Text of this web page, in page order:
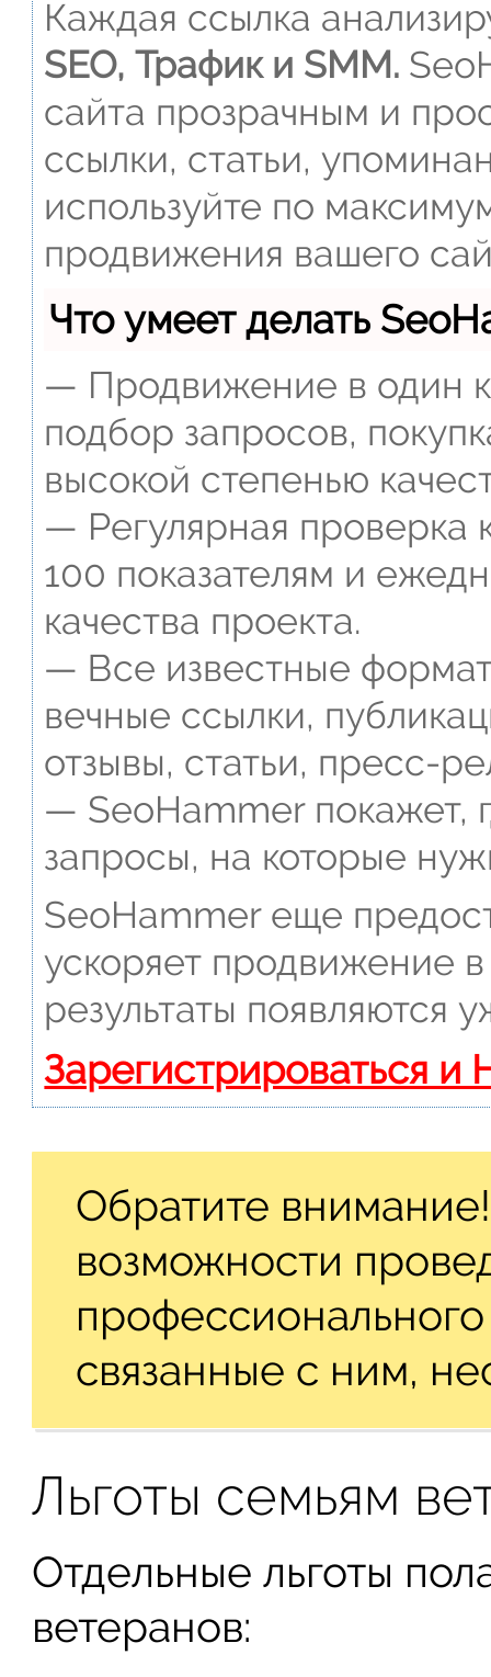
Каждая ссылка
SEO, Трафик и SMM.
сайта прозрачным и
ссылки, статьи,
используйте по
продвижения вашего
Что умеет делать
— Продвижение в один
подбор запросов,
высокой степенью
— Регулярная проверка
100 показателям и
качества проекта.
— Все известные
вечные ссылки,
отзывы, статьи, пресс-
— SeoHammer покажет,
запросы, на которые
SeoHammer еще
ускоряет продвижение
результаты появляются
Зарегистрироваться и
Обратите
возможности
связанные с ним,
Льготы семьям
Отдельные льготы
ветеранов: